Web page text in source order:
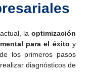
la optimización
para el éxito y
los primeros pasos
diagnósticos de